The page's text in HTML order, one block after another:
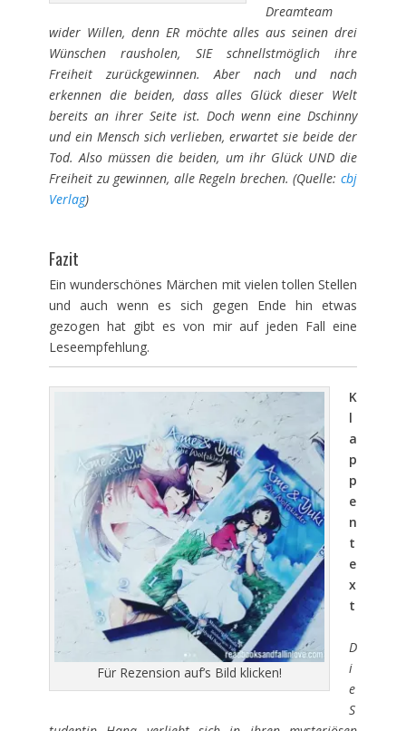
Dreamteam
wider Willen, denn ER möchte alles aus seinen drei
Wünschen rausholen, SIE schnellstmöglich ihre
Freiheit zurückgewinnen. Aber nach und nach
erkennen die beiden, dass alles Glück dieser Welt
bereits an ihrer Seite ist. Doch wenn eine Dschinny
und ein Mensch sich verlieben, erwartet sie beide der
Tod. Also müssen die beiden, um ihr Glück UND die
Freiheit zu gewinnen, alle Regeln brechen. (Quelle: cbj
Verlag)
Fazit
Ein wunderschönes Märchen mit vielen tollen Stellen
und auch wenn es sich gegen Ende hin etwas
gezogen hat gibt es von mir auf jeden Fall eine
Leseempfehlung.
Für Rezension auf’s Bild klicken!
K
l
a
p
p
e
n
t
e
x
t
D
i
e
S